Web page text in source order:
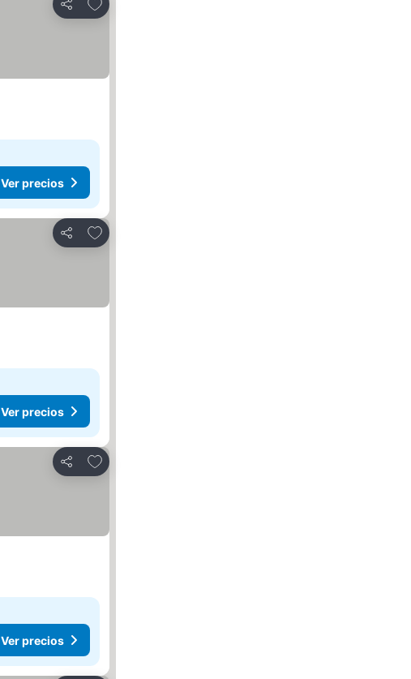
Compartir
Ver precios
Compartir
Añadir a favoritos
Ver precios
Compartir
Añadir a favoritos
Ver precios